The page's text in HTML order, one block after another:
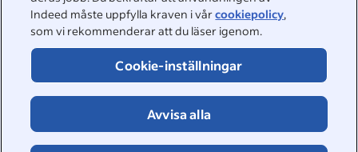
Indeed måste uppfylla kraven i vårcookiepolicy,
som vi rekommenderar att du läser igenom.
Cookie-inställningar
Avvisa alla
Rapportering enligt förordningen om digitala tjänster
Sida om onlinesäkerhet Villkor